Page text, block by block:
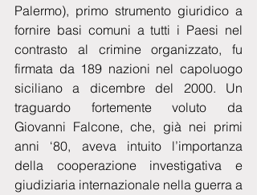
Palermo), primo strumento giuridico a
fornire basi comuni a tutti i Paesi nel
contrasto al crimine organizzato, fu
firmata da 189 nazioni nel capoluogo
siciliano a dicembre del 2000. Un
traguardo fortemente voluto da
Giovanni Falcone, che, già nei primi
anni ‘80, aveva intuito l’importanza
della cooperazione investigativa e
giudiziaria internazionale nella guerra a